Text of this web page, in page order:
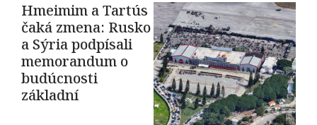
Hmeimim a Tartús
čaká zmena: Rusko
a Sýria podpísali
memorandum o
budúcnosti
základní